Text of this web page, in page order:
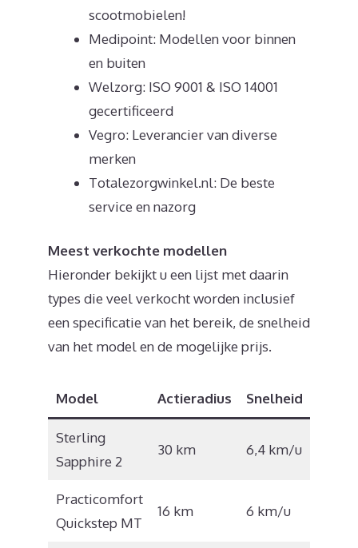
scootmobielen!
Medipoint: Modellen voor binnen
en buiten
Welzorg: ISO 9001 & ISO 14001
gecertificeerd
Vegro: Leverancier van diverse
merken
Totalezorgwinkel.nl: De beste
service en nazorg
Meest verkochte modellen
Hieronder bekijkt u een lijst met daarin
types die veel verkocht worden inclusief
een specificatie van het bereik, de snelheid
van het model en de mogelijke prijs.
Model Actieradius Snelheid
Sterling
Sapphire 2
30 km 6,4 km/u
Practicomfort
Quickstep MT
16 km 6 km/u